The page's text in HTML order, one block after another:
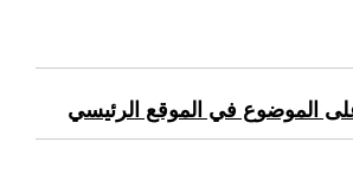
الموضوع في الموقع الرئيسي